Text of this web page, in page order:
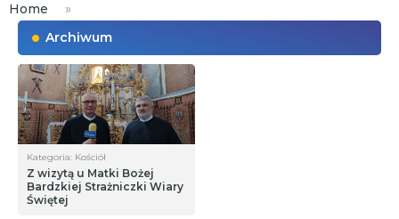
Home
»
Archiwum
Kategoria: Kościół
Z wizytą u Matki Bożej
Bardzkiej Strażniczki Wiary
Świętej